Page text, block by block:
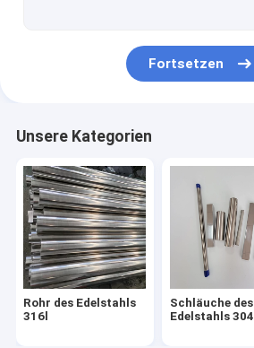
Spiegeledelstahlblech
Aluminiumlegierungsrohr
Aluminiumlegierungs-Blatt
Aluminiumlegierungs-Spule
Edelstahlinstallationen
Fortsetzen
Unsere Kategorien
Rohr des Edelstahls
316l
Schläuche des
Edelstahls 304